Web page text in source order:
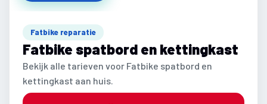
Fatbike reparatie
Fatbike spatbord en kettingkast
Bekijk alle tarieven voor Fatbike spatbord en
kettingkast aan huis.